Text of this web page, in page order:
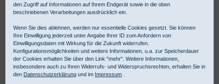
den Zugriff auf Informationen auf Ihrem Endgerät sowie in die oben
beschriebenen Verarbeitungen ausdrücklich ein.
Wenn Sie dies ablehnen, werden nur essentielle Cookies gesetzt. Sie können
Ihre Einwilligung jederzeit unter Angabe Ihrer ID zum Anfordern von
Einwilligungsdaten mit Wirkung für die Zukunft widerrufen.
Konfigurationsmöglichkeiten und weitere Informationen, u.a. zur Speicherdauer
der Cookies erhalten Sie über den Link "mehr". Weitere Informationen,
insbesondere auch zu Ihren Widerrufs- und Widerspruchsrechten, erhalten Sie in
den Datenschutzerklärung und im Impressum